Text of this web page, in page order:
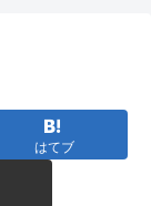
はてブ